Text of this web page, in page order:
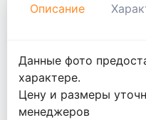
Описание
Данные фото
характере.
Цену и размеры
менеджеров